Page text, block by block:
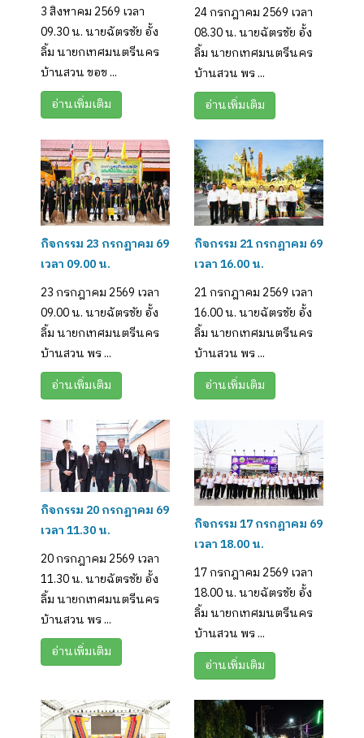
3 สิงหาคม 2569 เวลา
09.30 น. นายฉัตรชัย อั้ง
ลิ้ม นายกเทศมนตรีนคร
บ้านสวน ขอข ...
อ่านเพิ่มเติม
24 กรกฎาคม 2569 เวลา
08.30 น. นายฉัตรชัย อั้ง
ลิ้ม นายกเทศมนตรีนคร
บ้านสวน พร ...
อ่านเพิ่มเติม
กิจกรรม 23 กรกฎาคม 69
เวลา 09.00 น.
23 กรกฎาคม 2569 เวลา
09.00 น. นายฉัตรชัย อั้ง
ลิ้ม นายกเทศมนตรีนคร
บ้านสวน พร ...
อ่านเพิ่มเติม
กิจกรรม 21 กรกฎาคม 69
เวลา 16.00 น.
21 กรกฎาคม 2569 เวลา
16.00 น. นายฉัตรชัย อั้ง
ลิ้ม นายกเทศมนตรีนคร
บ้านสวน พร ...
อ่านเพิ่มเติม
กิจกรรม 20 กรกฎาคม 69
เวลา 11.30 น.
20 กรกฎาคม 2569 เวลา
11.30 น. นายฉัตรชัย อั้ง
ลิ้ม นายกเทศมนตรีนคร
บ้านสวน พร ...
อ่านเพิ่มเติม
กิจกรรม 17 กรกฎาคม 69
เวลา 18.00 น.
17 กรกฎาคม 2569 เวลา
18.00 น. นายฉัตรชัย อั้ง
ลิ้ม นายกเทศมนตรีนคร
บ้านสวน พร ...
อ่านเพิ่มเติม